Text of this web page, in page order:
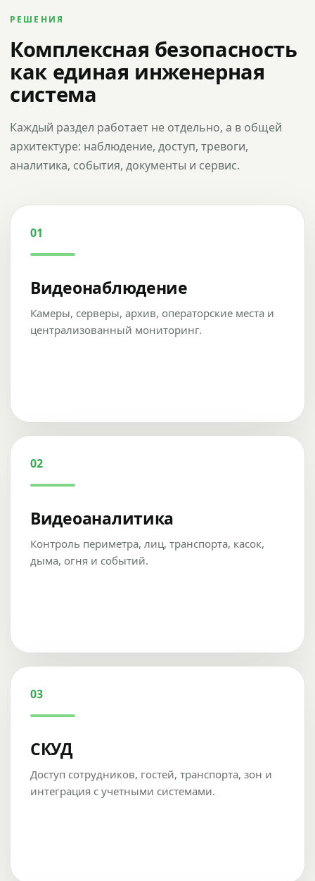
РЕШЕНИЯ
Комплексная безопасность
как единая инженерная
система
Каждый раздел работает не отдельно, а в общей
архитектуре: наблюдение, доступ, тревоги,
аналитика, события, документы и сервис.
01
Видеонаблюдение
Камеры, серверы, архив, операторские места и
централизованный мониторинг.
02
Видеоаналитика
Контроль периметра, лиц, транспорта, касок,
дыма, огня и событий.
03
СКУД
Доступ сотрудников, гостей, транспорта, зон и
интеграция с учетными системами.